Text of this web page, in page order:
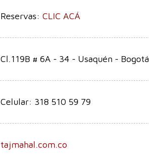
Reservas: CLIC ACÁ
Cl.119B # 6A - 34 - Usaquén - Bogotá
Celular: 318 510 59 79
tajmahal.com.co